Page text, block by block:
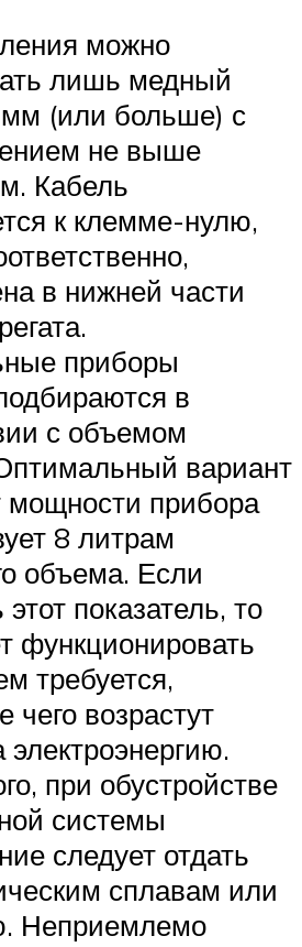
можно
лишь медный
(или больше) с
не выше
Кабель
к клемме-нулю,
в нижней части
приборы
в
с объемом
вариант
мощности прибора
8 литрам
объема. Если
показатель, то
функционировать
требуется,
чего возрастут
электроэнергию.
при обустройстве
системы
следует отдать
сплавам или
Неприемлемо